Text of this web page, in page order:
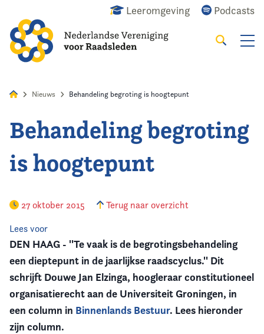
Leeromgeving Podcasts
Zoeken
Home
Agenda
Opleiding
Kennis & Informatie
Vereniging
Nieuws Behandeling begroting is hoogtepunt
Behandeling begroting
is hoogtepunt
27 oktober 2015 Terug naar overzicht
Lees voor
DEN HAAG - ''Te vaak is de begrotingsbehandeling
een dieptepunt in de jaarlijkse raadscyclus.'' Dit
schrijft Douwe Jan Elzinga, hoogleraar constitutioneel
organisatierecht aan de Universiteit Groningen, in
een column in Binnenlands Bestuur. Lees hieronder
zijn column.